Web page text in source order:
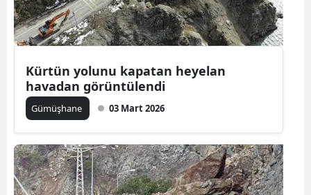
Tekirdağ
Tokat
Trabzon
Şanlıurfa
Uşak
Van
Kürtün yolunu kapatan heyelan
havadan görüntülendi
Gümüşhane 03 Mart 2026